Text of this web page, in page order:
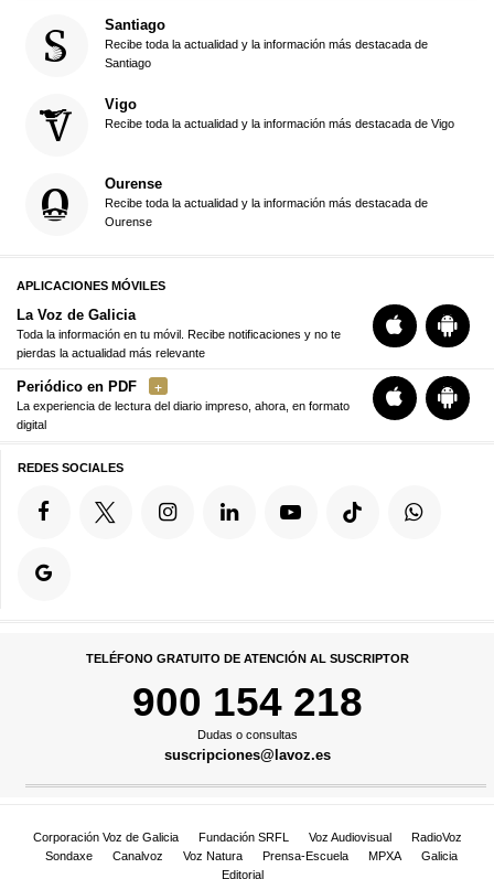
Santiago
Recibe toda la actualidad y la información más destacada de
Santiago
Vigo
Recibe toda la actualidad y la información más destacada de Vigo
Ourense
Recibe toda la actualidad y la información más destacada de
Ourense
APLICACIONES MÓVILES
La Voz de Galicia
Toda la información en tu móvil. Recibe notificaciones y no te
pierdas la actualidad más relevante
Periódico en PDF
La experiencia de lectura del diario impreso, ahora, en formato
digital
REDES SOCIALES
TELÉFONO GRATUITO DE ATENCIÓN AL SUSCRIPTOR
900 154 218
Dudas o consultas
suscripciones@lavoz.es
Corporación Voz de Galicia Fundación SRFL Voz Audiovisual
RadioVoz
Sondaxe
Canalvoz Voz Natura Prensa-Escuela MPXA
Galicia
Editorial